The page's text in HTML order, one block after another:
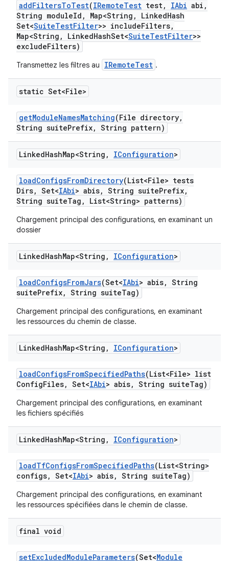
addFiltersToTest(IRemoteTest test, IAbi abi ,
String moduleId , Map<String , LinkedHash
Set<SuiteTestFilter>> includeFilters,
Map<String , LinkedHashSet<SuiteTestFilter>>
excludeFilters)
Transmettez les filtres au IRemoteTest .
static Set<File>
getModuleNamesMatching(File directory,
String suitePrefix, String pattern)
LinkedHashMap<String , IConfiguration>
loadConfigsFromDirectory(List<File> tests
Dirs, Set<IAbi> abis, String suitePrefix,
String suiteTag , List<String> patterns)
Chargement principal des configurations, en examinant un
dossier
LinkedHashMap<String , IConfiguration>
loadConfigsFromJars(Set<IAbi> abis, String
suitePrefix, String suiteTag)
Chargement principal des configurations, en examinant
les ressources du chemin de classe.
LinkedHashMap<String , IConfiguration>
loadConfigsFromSpecifiedPaths(List<File> list
ConfigFiles, Set<IAbi> abis, String suiteTag)
Chargement principal des configurations, en examinant
les fichiers spécifiés
LinkedHashMap<String , IConfiguration>
loadTfConfigsFromSpecifiedPaths(List<String>
configs, Set<IAbi> abis, String suiteTag)
Chargement principal des configurations, en examinant
les ressources spécifiées dans le chemin de classe.
final void
setExcludedModuleParameters(Set<Module